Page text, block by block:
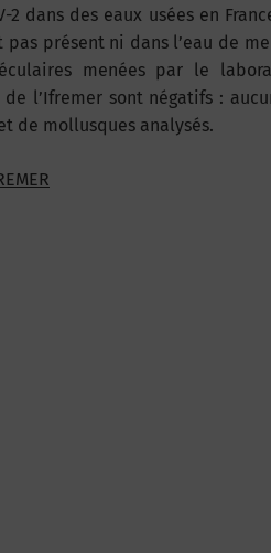
dans des eaux usées en
présent ni dans l’eau de
menées par le
l’Ifremer sont négatifs :
de mollusques analysés.